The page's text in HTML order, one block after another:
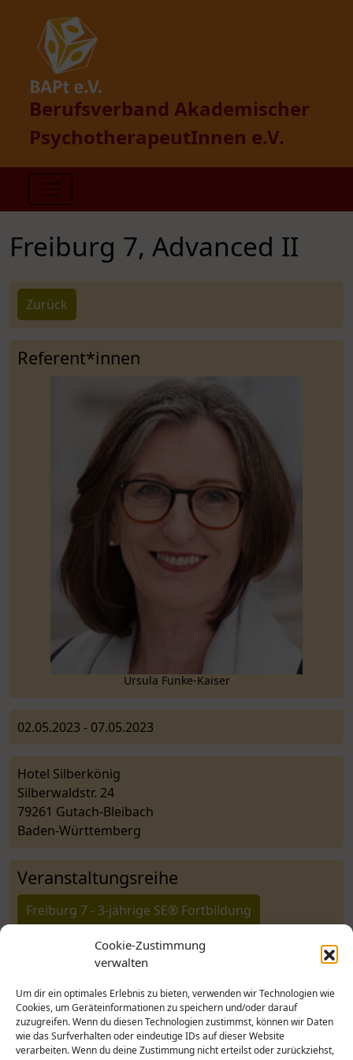
Cookie-Zustimmung
verwalten
Um dir ein optimales Erlebnis zu bieten, verwenden wir Technologien wie
Cookies, um Geräteinformationen zu speichern und/oder darauf
zuzugreifen. Wenn du diesen Technologien zustimmst, können wir Daten
wie das Surfverhalten oder eindeutige IDs auf dieser Website
verarbeiten. Wenn du deine Zustimmung nicht erteilst oder zurückziehst,
Berufsverband Akademischer
PsychotherapeutInnen e.V.
Freiburg 7, Advanced II
Zurück
Referent*innen
Ursula Funke-Kaiser
02.05.2023 - 07.05.2023
Hotel Silberkönig
Silberwaldstr. 24
79261 Gutach-Bleibach
Baden-Württemberg
Veranstaltungsreihe
Freiburg 7 - 3-jährige SE® Fortbildung
Kasparstr. 20-22
50670 Köln
Mo und Mi von 10 bis 12 Uhr